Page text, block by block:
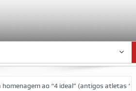
atletas “moçambicanos” do GCF da